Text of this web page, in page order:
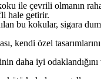
ile çevrili olmanın
hale getirir.
bu kokular, sigara
özel tasarımlarını
iyi odaklandığını